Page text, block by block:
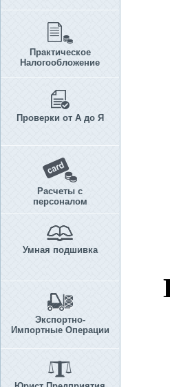
Практическое
Налогообложение
Проверки от А до Я
Расчеты с
персоналом
Умная подшивка
Экспортно-
Импортные Операции